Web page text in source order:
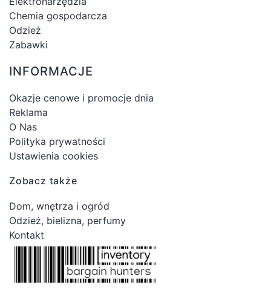
Chemia gospodarcza
Odzież
Zabawki
INFORMACJE
Okazje cenowe i promocje dnia
Reklama
O Nas
Polityka prywatności
Ustawienia cookies
Zobacz także
Dom, wnętrza i ogród
Odzież, bielizna, perfumy
Kontakt